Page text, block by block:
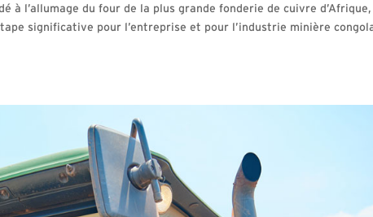
à l’allumage du four de la plus grande fonderie de cuivre d’Afrique,
significative pour l’entreprise et pour l’industrie minière